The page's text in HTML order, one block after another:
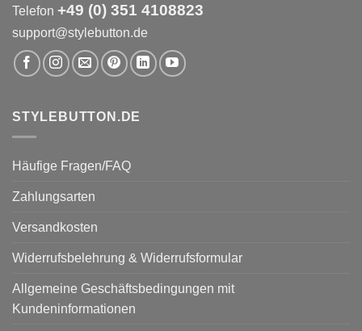
Telefon +49 (0) 351 4108823
support@stylebutton.de
STYLEBUTTON.DE
Häufige Fragen/FAQ
Zahlungsarten
Versandkosten
Widerrufsbelehrung & Widerrufsformular
Allgemeine Geschäftsbedingungen mit
Kundeninformationen